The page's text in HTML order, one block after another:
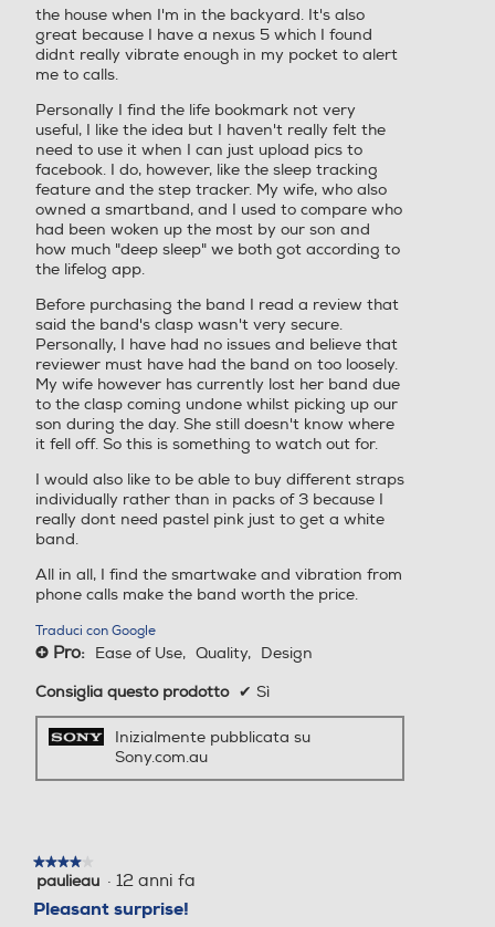
the house when I'm in the backyard. It's also
great because I have a nexus 5 which I found
didnt really vibrate enough in my pocket to alert
me to calls.
Personally I find the life bookmark not very
useful, I like the idea but I haven't really felt the
need to use it when I can just upload pics to
facebook. I do, however, like the sleep tracking
feature and the step tracker. My wife, who also
owned a smartband, and I used to compare who
had been woken up the most by our son and
how much "deep sleep" we both got according to
the lifelog app.
Before purchasing the band I read a review that
said the band's clasp wasn't very secure.
Personally, I have had no issues and believe that
reviewer must have had the band on too loosely.
My wife however has currently lost her band due
to the clasp coming undone whilst picking up our
son during the day. She still doesn't know where
it fell off. So this is something to watch out for.
I would also like to be able to buy different straps
individually rather than in packs of 3 because I
really dont need pastel pink just to get a white
band.
All in all, I find the smartwake and vibration from
phone calls make the band worth the price.
Traduci con Google
+ Pro: Ease of Use, Quality, Design
Consiglia questo prodotto ✔ Sì
Inizialmente pubblicata su
Sony.com.au
★★★★★
★★★★★
4
5
paulieau · 12 anni fa
Pleasant surprise!